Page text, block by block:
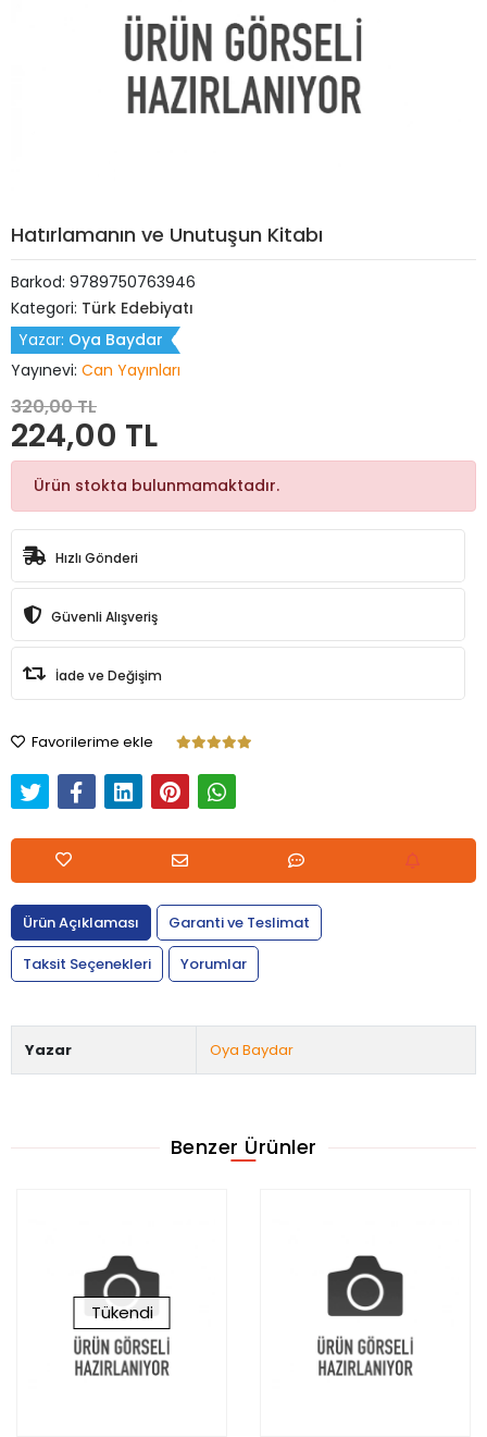
Hatırlamanın ve Unutuşun Kitabı
Barkod: 9789750763946
Kategori: Türk Edebiyatı
Yazar: Oya Baydar
Yayınevi: Can Yayınları
320,00 TL
224,00 TL
Ürün stokta bulunmamaktadır.
Hızlı Gönderi
Güvenli Alışveriş
İade ve Değişim
Favorilerime ekle
Ürün Açıklaması
Garanti ve Teslimat
Taksit Seçenekleri
Yorumlar
Yazar Oya Baydar
Benzer Ürünler
Tükendi